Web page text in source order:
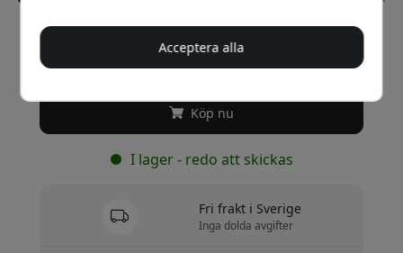
499 SEK
Köp nu
I lager - redo att skickas
Fri frakt i Sverige
Inga dolda avgifter
Acceptera alla